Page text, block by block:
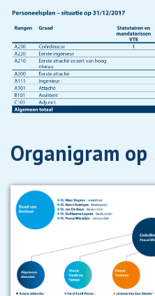
Organigram